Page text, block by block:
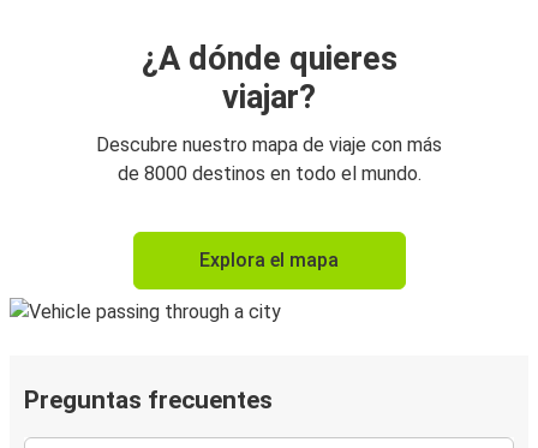
¿A dónde quieres
viajar?
Descubre nuestro mapa de viaje con más
de 8000 destinos en todo el mundo.
Explora el mapa
Preguntas frecuentes